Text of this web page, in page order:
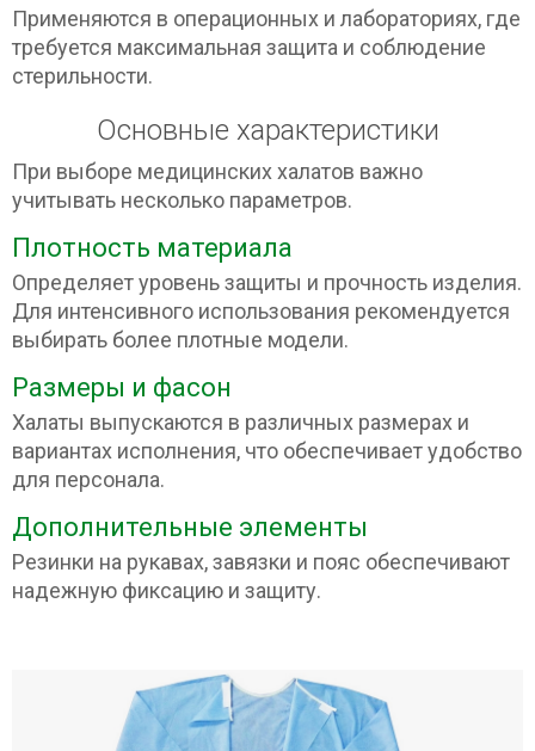
Применяются в операционных и лабораториях, где
требуется максимальная защита и соблюдение
стерильности.
Основные характеристики
При выборе медицинских халатов важно
учитывать несколько параметров.
Плотность материала
Определяет уровень защиты и прочность изделия.
Для интенсивного использования рекомендуется
выбирать более плотные модели.
Размеры и фасон
Халаты выпускаются в различных размерах и
вариантах исполнения, что обеспечивает удобство
для персонала.
Дополнительные элементы
Резинки на рукавах, завязки и пояс обеспечивают
надежную фиксацию и защиту.